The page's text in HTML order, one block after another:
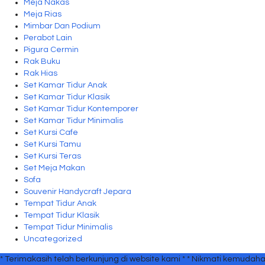
Meja Nakas
Meja Rias
Mimbar Dan Podium
Perabot Lain
Pigura Cermin
Rak Buku
Rak Hias
Set Kamar Tidur Anak
Set Kamar Tidur Klasik
Set Kamar Tidur Kontemporer
Set Kamar Tidur Minimalis
Set Kursi Cafe
Set Kursi Tamu
Set Kursi Teras
Set Meja Makan
Sofa
Souvenir Handycraft Jepara
Tempat Tidur Anak
Tempat Tidur Klasik
Tempat Tidur Minimalis
Uncategorized
* Terimakasih telah berkunjung di website kami * * Nikmati